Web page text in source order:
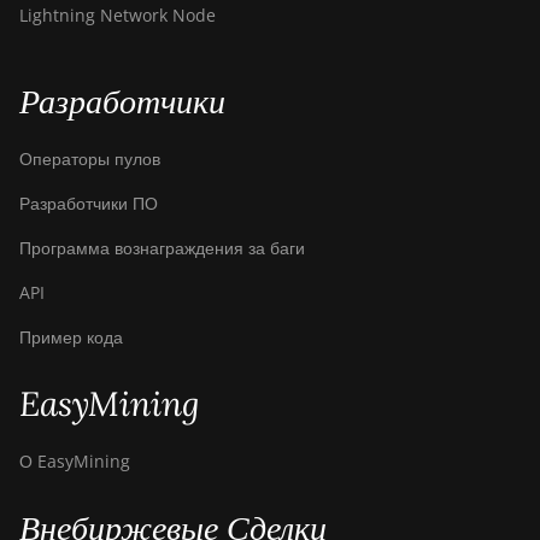
Canaan Avalon Mini 3
Canaan Avalon Nano 3S
Canaan Avalon Q
Canaan AvalonMiner 1066
Canaan Creative Avalon 1126
Pro
Canaan Creative Avalon 1146
Lightning Network Node
Разработчики
Операторы пулов
Разработчики ПО
Программа вознаграждения за баги
API
Пример кода
EasyMining
О EasyMining
Внебиржевые Сделки